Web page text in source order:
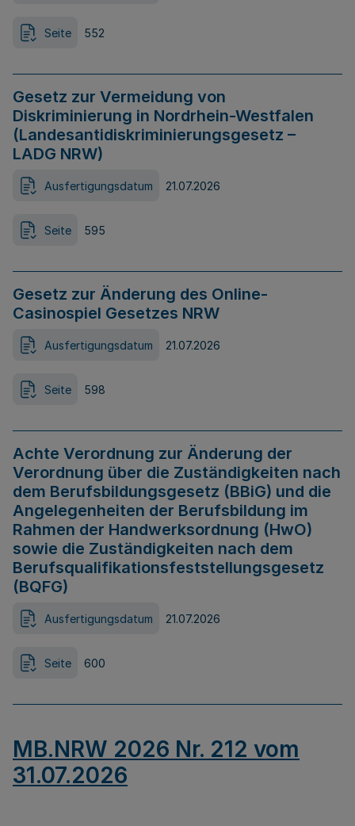
Seite 552
Gesetz zur Vermeidung von
Diskriminierung in Nordrhein-Westfalen
(Landesantidiskriminierungsgesetz –
LADG NRW)
Ausfertigungsdatum 21.07.2026
Seite 595
Gesetz zur Änderung des Online-
Casinospiel Gesetzes NRW
Ausfertigungsdatum 21.07.2026
Seite 598
Achte Verordnung zur Änderung der
Verordnung über die Zuständigkeiten nach
dem Berufsbildungsgesetz (BBiG) und die
Angelegenheiten der Berufsbildung im
Rahmen der Handwerksordnung (HwO)
sowie die Zuständigkeiten nach dem
Berufsqualifikationsfeststellungsgesetz
(BQFG)
Ausfertigungsdatum 21.07.2026
Seite 600
MB.NRW 2026 Nr. 212 vom
31.07.2026